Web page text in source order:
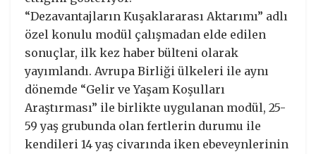
“Dezavantajların Kuşaklararası Aktarımı” adlı
özel konulu modül çalışmadan elde edilen
sonuçlar, ilk kez haber bülteni olarak
yayımlandı. Avrupa Birliği ülkeleri ile aynı
dönemde “Gelir ve Yaşam Koşulları
Araştırması” ile birlikte uygulanan modül, 25-
59 yaş grubunda olan fertlerin durumu ile
kendileri 14 yaş civarında iken ebeveynlerinin